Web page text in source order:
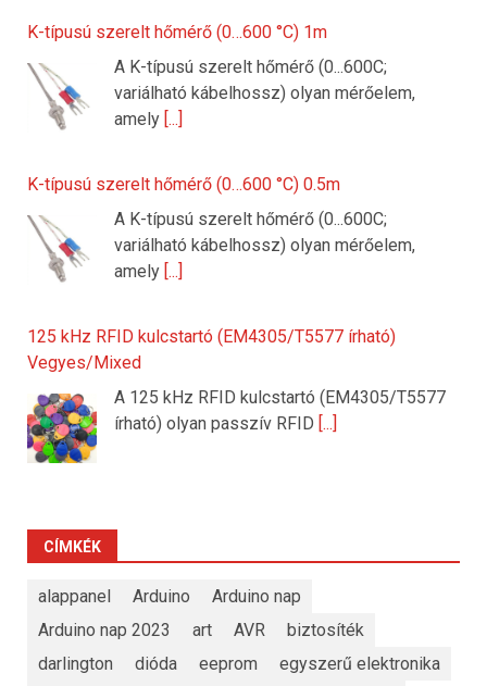
K-típusú szerelt hőmérő (0…600 °C) 1m
A K-típusú szerelt hőmérő (0...600C;
variálható kábelhossz) olyan mérőelem,
amely [...]
K-típusú szerelt hőmérő (0…600 °C) 0.5m
A K-típusú szerelt hőmérő (0...600C;
variálható kábelhossz) olyan mérőelem,
amely [...]
125 kHz RFID kulcstartó (EM4305/T5577 írható)
Vegyes/Mixed
A 125 kHz RFID kulcstartó (EM4305/T5577
írható) olyan passzív RFID [...]
CÍMKÉK
alappanel Arduino
Arduino nap
Arduino nap 2023
art AVR
biztosíték
darlington
dióda eeprom
egyszerű elektronika